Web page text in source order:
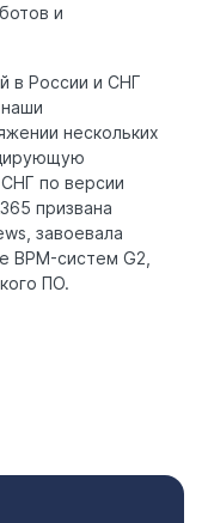
и
в России и СНГ
нескольких
по версии
призвана
завоевала
BPM-систем G2,
ПО.